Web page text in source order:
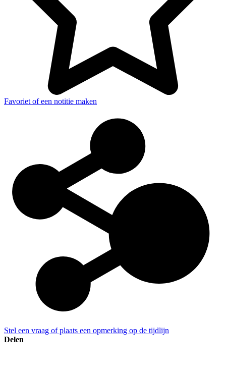
Favoriet of een notitie maken
Stel een vraag of plaats een opmerking op de tijdlijn
Delen